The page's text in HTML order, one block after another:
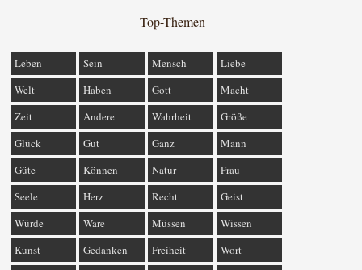
Top-Themen
Leben Sein Mensch
Liebe
Welt
Haben Gott
Macht
Zeit
Andere Wahrheit
Größe
Glück
Gut Ganz
Mann
Güte
Können Natur
Frau
Seele
Herz Recht
Geist
Würde
Ware Müssen
Wissen
Kunst
Gedanken Freiheit
Wort